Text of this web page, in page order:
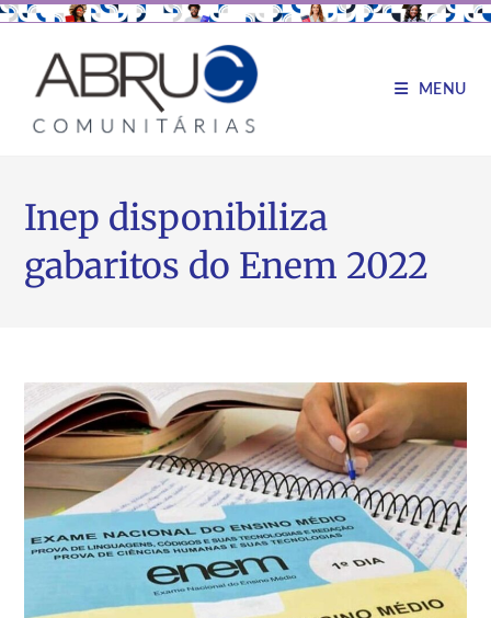
MENU
Inep disponibiliza
gabaritos do Enem 2022